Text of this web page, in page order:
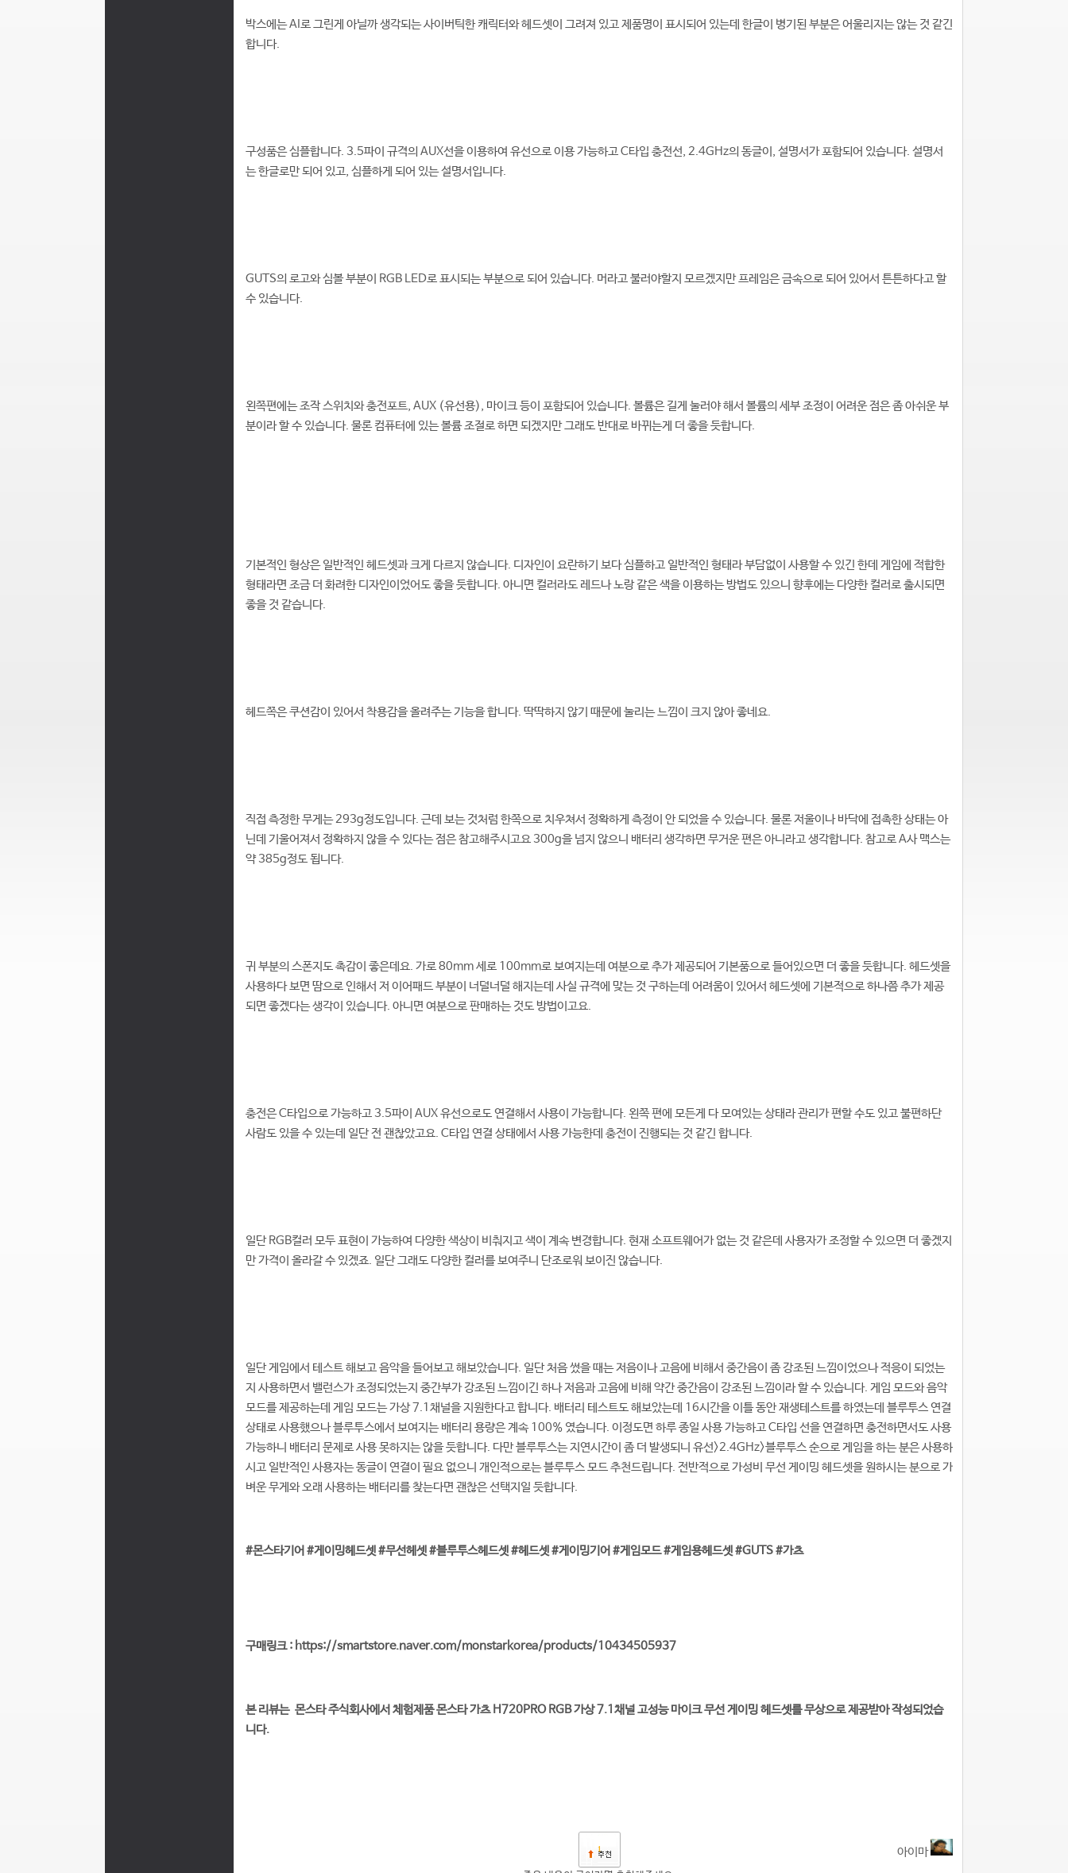
박스에는 AI로 그린게 아닐까 생각되는 사이버틱한 캐릭터와 헤드셋이 그려져 있고 제품명이 표시되어 있는데 한글이 병기된 부분은 어울리지는 않는 것 같긴
합니다.
구성품은 심플합니다. 3.5파이 규격의 AUX선을 이용하여 유선으로 이용 가능하고 C타입 충전선, 2.4GHz의 동글이, 설명서가 포함되어 있습니다. 설명서
는 한글로만 되어 있고, 심플하게 되어 있는 설명서입니다.
GUTS의 로고와 심볼 부분이 RGB LED로 표시되는 부분으로 되어 있습니다. 머라고 불러야할지 모르겠지만 프레임은 금속으로 되어 있어서 튼튼하다고 할
수 있습니다.
왼쪽편에는 조작 스위치와 충전포트, AUX (유선용), 마이크 등이 포함되어 있습니다. 볼륨은 길게 눌러야 해서 볼륨의 세부 조정이 어려운 점은 좀 아쉬운 부
분이라 할 수 있습니다. 물론 컴퓨터에 있는 볼륨 조절로 하면 되겠지만 그래도 반대로 바뀌는게 더 좋을 듯합니다.
기본적인 형상은 일반적인 헤드셋과 크게 다르지 않습니다. 디자인이 요란하기 보다 심플하고 일반적인 형태라 부담없이 사용할 수 있긴 한데 게임에 적합한
형태라면 조금 더 화려한 디자인이었어도 좋을 듯합니다. 아니면 컬러라도 레드나 노랑 같은 색을 이용하는 방법도 있으니 향후에는 다양한 컬러로 출시되면
좋을 것 같습니다.
헤드쪽은 쿠션감이 있어서 착용감을 올려주는 기능을 합니다. 딱딱하지 않기 때문에 눌리는 느낌이 크지 않아 좋네요.
직접 측정한 무게는 293g정도입니다. 근데 보는 것처럼 한쪽으로 치우쳐서 정확하게 측정이 안 되었을 수 있습니다. 물론 저울이나 바닥에 접촉한 상태는 아
닌데 기울어져서 정확하지 않을 수 있다는 점은 참고해주시고요 300g을 넘지 않으니 배터리 생각하면 무거운 편은 아니라고 생각합니다. 참고로 A사 맥스는
약 385g정도 됩니다.
귀 부분의 스폰지도 촉감이 좋은데요. 가로 80mm 세로 100mm로 보여지는데 여분으로 추가 제공되어 기본품으로 들어있으면 더 좋을 듯합니다. 헤드셋을
사용하다 보면 땀으로 인해서 저 이어패드 부분이 너덜너덜 해지는데 사실 규격에 맞는 것 구하는데 어려움이 있어서 헤드셋에 기본적으로 하나쯤 추가 제공
되면 좋겠다는 생각이 있습니다. 아니면 여분으로 판매하는 것도 방법이고요.
충전은 C타입으로 가능하고 3.5파이 AUX 유선으로도 연결해서 사용이 가능합니다. 왼쪽 편에 모든게 다 모여있는 상태라 관리가 편할 수도 있고 불편하단
사람도 있을 수 있는데 일단 전 괜찮았고요. C타입 연결 상태에서 사용 가능한데 충전이 진행되는 것 같긴 합니다.
일단 RGB컬러 모두 표현이 가능하여 다양한 색상이 비춰지고 색이 계속 변경합니다. 현재 소프트웨어가 없는 것 같은데 사용자가 조정할 수 있으면 더 좋겠지
만 가격이 올라갈 수 있겠죠. 일단 그래도 다양한 컬러를 보여주니 단조로워 보이진 않습니다.
일단 게임에서 테스트 해보고 음악을 들어보고 해보았습니다. 일단 처음 썼을 때는 저음이나 고음에 비해서 중간음이 좀 강조된 느낌이었으나 적응이 되었는
지 사용하면서 밸런스가 조정되었는지 중간부가 강조된 느낌이긴 하나 저음과 고음에 비해 약간 중간음이 강조된 느낌이라 할 수 있습니다. 게임 모드와 음악
모드를 제공하는데 게임 모드는 가상 7.1채널을 지원한다고 합니다. 배터리 테스트도 해보았는데 16시간을 이틀 동안 재생테스트를 하였는데 블루투스 연결
상태로 사용했으나 블루투스에서 보여지는 배터리 용량은 계속 100% 였습니다. 이정도면 하루 종일 사용 가능하고 C타입 선을 연결하면 충전하면서도 사용
가능하니 배터리 문제로 사용 못하지는 않을 듯합니다. 다만 블루투스는 지연시간이 좀 더 발생되니 유선>2.4GHz>블루투스 순으로 게임을 하는 분은 사용하
시고 일반적인 사용자는 동글이 연결이 필요 없으니 개인적으로는 블루투스 모드 추천드립니다. 전반적으로 가성비 무선 게이밍 헤드셋을 원하시는 분으로 가
벼운 무게와 오래 사용하는 배터리를 찾는다면 괜찮은 선택지일 듯합니다.
#몬스타기어 #게이밍헤드셋 #무선헤셋 #블루투스헤드셋 #헤드셋 #게이밍기어 #게임모드 #게임용헤드셋 #GUTS #가츠
구매링크 : https://smartstore.naver.com/monstarkorea/products/10434505937
본 리뷰는 몬스타 주식회사에서 체험제품 몬스타 가츠 H720PRO RGB 가상 7.1채널 고성능 마이크 무선 게이밍 헤드셋를 무상으로 제공받아 작성되었습
니다.
1 아이마